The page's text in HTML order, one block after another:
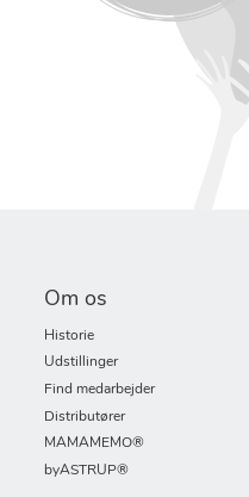
Om os
Historie
Udstillinger
Find medarbejder
Distributører
MAMAMEMO®
byASTRUP®